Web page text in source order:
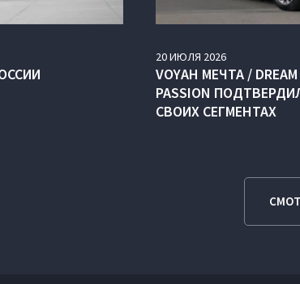
20ИЮЛЯ 2026
VOYAH МЕЧТА /
PASSION
СВОИХ СЕГМЕНТАХ